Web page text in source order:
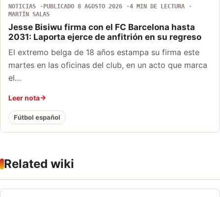
NOTICIAS PUBLICADO 8 AGOSTO 2026
4 MIN DE LECTURA
MARTÍN SALAS
Jesse Bisiwu firma con el FC Barcelona hasta
2031: Laporta ejerce de anfitrión en su regreso
El extremo belga de 18 años estampa su firma este
martes en las oficinas del club, en un acto que marca
el…
Leer nota
Fútbol español
Related wiki